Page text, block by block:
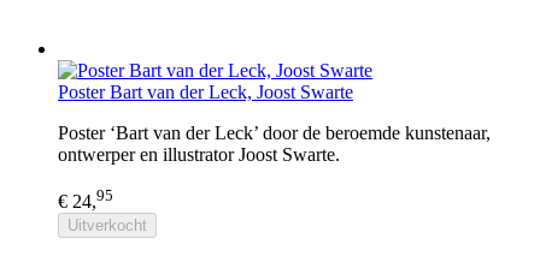
Poster Bart van der Leck, Joost Swarte
Poster ‘Bart van der Leck’ door de beroemde kunstenaar,
ontwerper en illustrator Joost Swarte.
€ 24,95
Uitverkocht